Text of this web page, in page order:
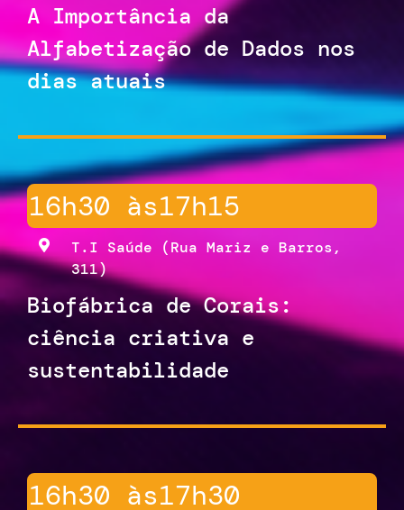
A Importância da
Alfabetização de Dados nos
dias atuais
16h30 às17h15
T.I Saúde (Rua Mariz e Barros,
311)
Biofábrica de Corais:
ciência criativa e
sustentabilidade
16h30 às17h30